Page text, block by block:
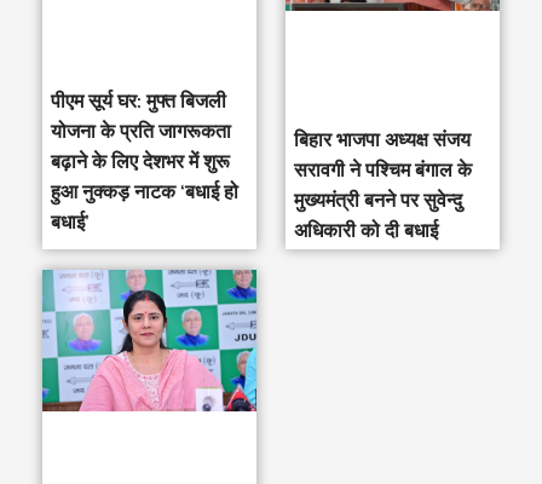
पीएम सूर्य घर: मुफ्त बिजली
योजना के प्रति जागरूकता
बढ़ाने के लिए देशभर में शुरू
हुआ नुक्कड़ नाटक ‘बधाई हो
बधाई’
‎बिहार भाजपा अध्यक्ष संजय
सरावगी ने पश्चिम बंगाल के
मुख्यमंत्री बनने पर सुवेन्दु
अधिकारी को दी बधाई